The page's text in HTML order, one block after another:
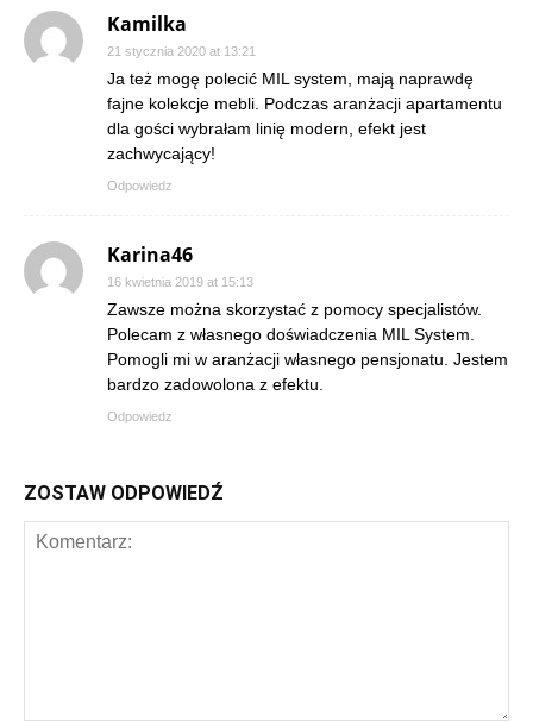
Kamilka
21 stycznia 2020 at 13:21
Ja też mogę polecić MIL system, mają naprawdę
fajne kolekcje mebli. Podczas aranżacji apartamentu
dla gości wybrałam linię modern, efekt jest
zachwycający!
Odpowiedz
Karina46
16 kwietnia 2019 at 15:13
Zawsze można skorzystać z pomocy specjalistów.
Polecam z własnego doświadczenia MIL System.
Pomogli mi w aranżacji własnego pensjonatu. Jestem
bardzo zadowolona z efektu.
Odpowiedz
ZOSTAW ODPOWIEDŹ